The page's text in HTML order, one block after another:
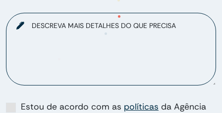
DESCREVA MAIS DETALHES DO QUE PRECISA
Estou de acordo com as políticas da Agência